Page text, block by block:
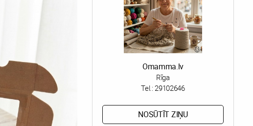
Omamma.lv
Rīga
Tel.:29102646
NOSŪTĪT ZIŅU